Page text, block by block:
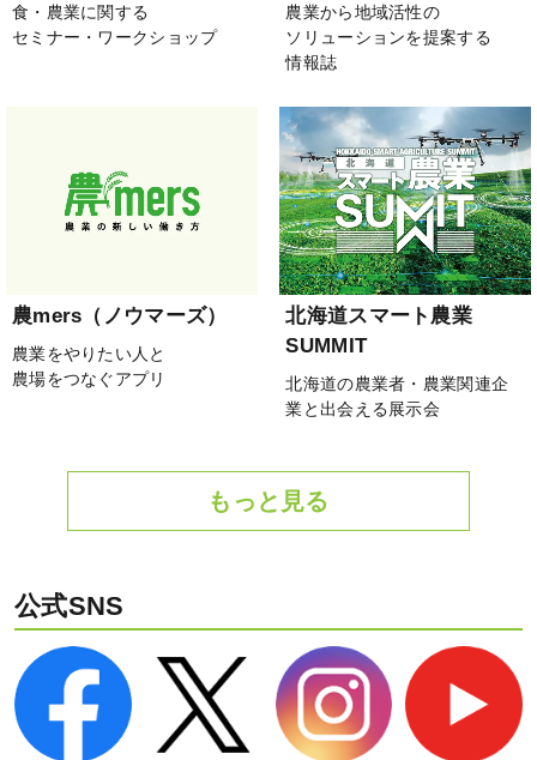
食・農業に関する
セミナー・ワークショップ
農業から地域活性の
ソリューションを提案する
情報誌
農mers（ノウマーズ）
農業をやりたい人と
農場をつなぐアプリ
北海道スマート農業
SUMMIT
北海道の農業者・農業関連企
業と出会える展示会
もっと見る
公式SNS